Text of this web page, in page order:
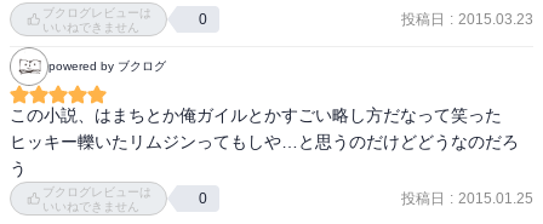
特段面白い出来事や、芸術的なクライマックスが待ってるわけで
もない。しかし、文章が読みやすいことと、話の引き方がうまいの
だろう。不思議と続きが気になってついつい読み進めてしまう中毒
性がある。
本文で多用される20代後半ネタと、主人公の八幡の意見に少しで
も共感できるかどうか。このあたりが、作品を楽しめるかどうかの
分水嶺であると思う。
ブクログレビューは
いいねできません
0 投稿日 : 2015.03.23
powered by ブクログ
この小説、はまちとか俺ガイルとかすごい略し方だなって笑った
ヒッキー轢いたリムジンってもしや…と思うのだけどどうなのだろ
う
ブクログレビューは
いいねできません
0 投稿日 : 2015.01.25